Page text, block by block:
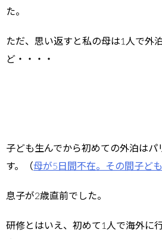
た。
ただ、思い返すと私の母は1人で外
ど・・・・
子ども生んでから初めての外泊はパ
す。（母が5日間不在。その間子ど
息子が2歳直前でした。
研修とはいえ、初めて1人で海外に